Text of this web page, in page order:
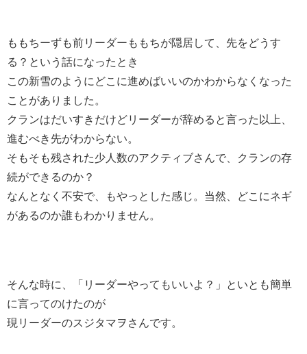
ももちーずも前リーダーももちが隠居して、先をどうす
る？という話になったとき
この新雪のようにどこに進めばいいのかわからなくなった
ことがありました。
クランはだいすきだけどリーダーが辞めると言った以上、
進むべき先がわからない。
そもそも残された少人数のアクティブさんで、クランの存
続ができるのか？
なんとなく不安で、もやっとした感じ。当然、どこにネギ
があるのか誰もわかりません。
そんな時に、「リーダーやってもいいよ？」といとも簡単
に言ってのけたのが
現リーダーのスジタマヲさんです。